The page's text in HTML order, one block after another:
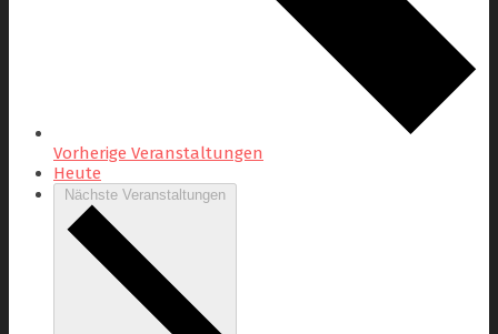
Vorherige Veranstaltungen
Heute
Nächste Veranstaltungen